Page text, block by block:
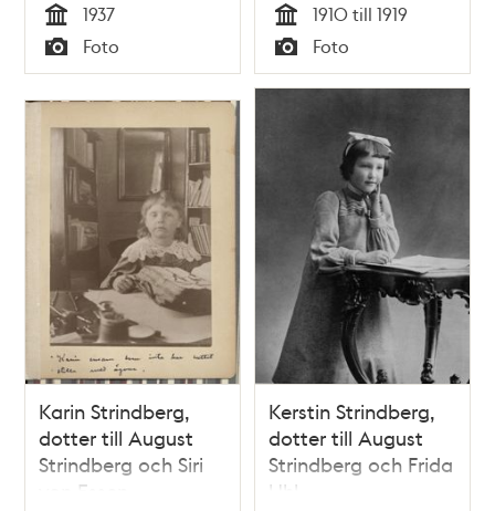
Tid
1937
Typ
Foto Tid
1910 till 1919
Typ
Foto
Karin Strindberg,
dotter till August
Strindberg och Siri
von Essen
Kerstin Strindberg,
dotter till August
Strindberg och Frida
Uhl